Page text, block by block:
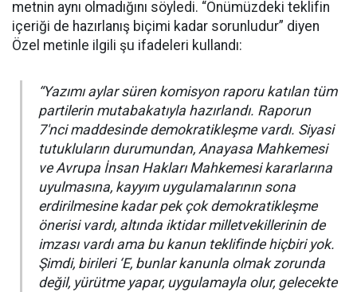
metnin aynı olmadığını söyledi. “Önümüzdeki teklifin
içeriği de hazırlanış biçimi kadar sorunludur” diyen
Özel metinle ilgili şu ifadeleri kullandı:
“Yazımı aylar süren komisyon raporu katılan tüm
partilerin mutabakatıyla hazırlandı. Raporun
7'nci maddesinde demokratikleşme vardı. Siyasi
tutukluların durumundan, Anayasa Mahkemesi
ve Avrupa İnsan Hakları Mahkemesi kararlarına
uyulmasına, kayyım uygulamalarının sona
erdirilmesine kadar pek çok demokratikleşme
önerisi vardı, altında iktidar milletvekillerinin de
imzası vardı ama bu kanun teklifinde hiçbiri yok.
Şimdi, birileri ‘E, bunlar kanunla olmak zorunda
değil, yürütme yapar, uygulamayla olur, gelecekte